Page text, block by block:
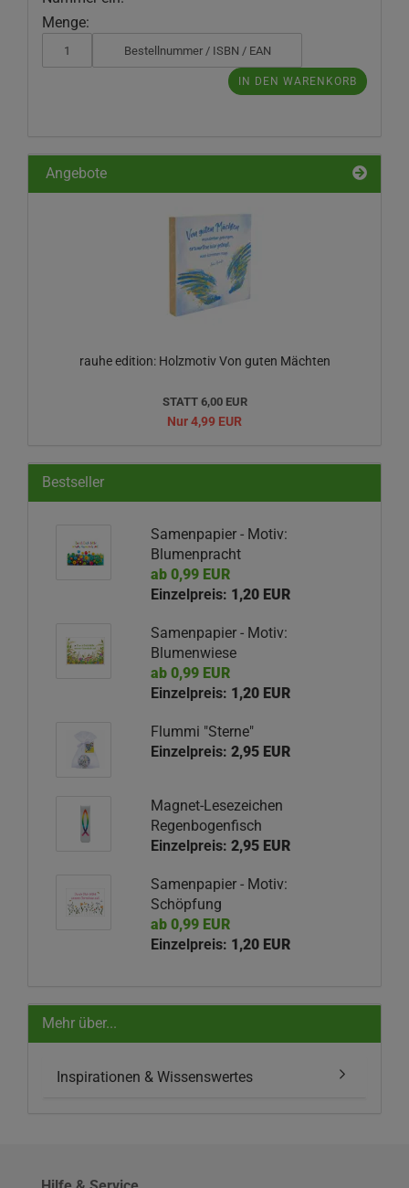
SIE
DIE
BESTELL-,
EIN.
Menge:
IN DEN WARENKORB
Angebote
rauhe edition: Holzmotiv Von guten Mächten
STATT 6,00 EUR
Nur 4,99 EUR
Bestseller
Samenpapier - Motiv:
Blumenpracht
ab 0,99 EUR
Einzelpreis: 1,20 EUR
Samenpapier - Motiv:
Blumenwiese
ab 0,99 EUR
Einzelpreis: 1,20 EUR
Flummi "Sterne"
Einzelpreis: 2,95 EUR
Magnet-Lesezeichen
Regenbogenfisch
Einzelpreis: 2,95 EUR
Samenpapier - Motiv:
Schöpfung
ab 0,99 EUR
Einzelpreis: 1,20 EUR
Mehr über...
Inspirationen & Wissenswertes